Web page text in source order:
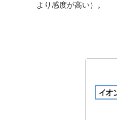
より感度が高い）。